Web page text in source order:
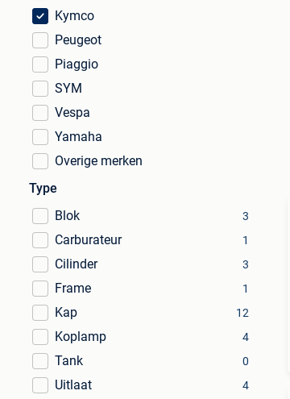
Kymco
Peugeot
Piaggio
SYM
Vespa
Yamaha
Overige merken
Type
Blok
3
Carburateur 1
Cilinder 3
Frame 1
Kap 12
Koplamp 4
Tank 0
Uitlaat 4